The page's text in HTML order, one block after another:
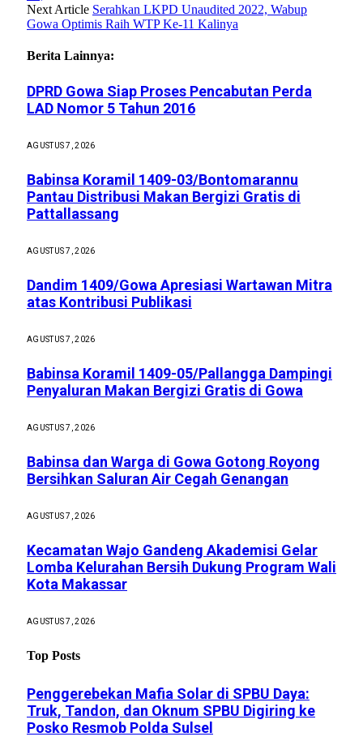
Next Article Serahkan LKPD Unaudited 2022, Wabup
Gowa Optimis Raih WTP Ke-11 Kalinya
Berita Lainnya:
DPRD Gowa Siap Proses Pencabutan Perda
LAD Nomor 5 Tahun 2016
AGUSTUS 7, 2026
Babinsa Koramil 1409-03/Bontomarannu
Pantau Distribusi Makan Bergizi Gratis di
Pattallassang
AGUSTUS 7, 2026
Dandim 1409/Gowa Apresiasi Wartawan Mitra
atas Kontribusi Publikasi
AGUSTUS 7, 2026
Babinsa Koramil 1409-05/Pallangga Dampingi
Penyaluran Makan Bergizi Gratis di Gowa
AGUSTUS 7, 2026
Babinsa dan Warga di Gowa Gotong Royong
Bersihkan Saluran Air Cegah Genangan
AGUSTUS 7, 2026
Kecamatan Wajo Gandeng Akademisi Gelar
Lomba Kelurahan Bersih Dukung Program Wali
Kota Makassar
AGUSTUS 7, 2026
Top Posts
Penggerebekan Mafia Solar di SPBU Daya:
Truk, Tandon, dan Oknum SPBU Digiring ke
Posko Resmob Polda Sulsel